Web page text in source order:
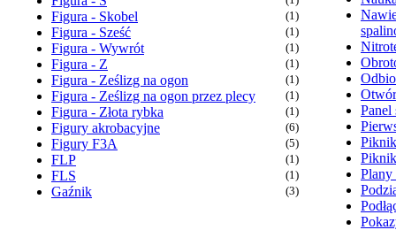
Figura - Skobel (1)
Figura - Sześć (1)
Figura - Wywrót (1)
Figura - Z (1)
Figura - Ześlizg na ogon (1)
Figura - Ześlizg na ogon przez plecy (1)
Figura - Złota rybka (1)
Figury akrobacyjne (6)
Figury F3A (5)
FLP (1)
FLS (1)
Gaźnik (3)
Panel
Plany